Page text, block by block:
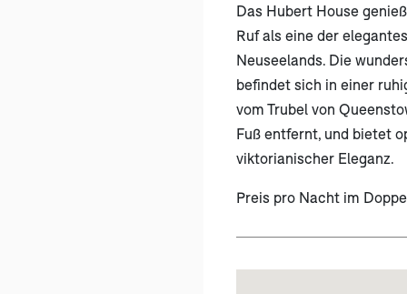
Das Hubert House
Ruf als eine der
Neuseelands. Die
befindet sich in einer
vom Trubel von
Fuß entfernt, und bietet
viktorianischer Eleganz.
Preis pro Nacht im